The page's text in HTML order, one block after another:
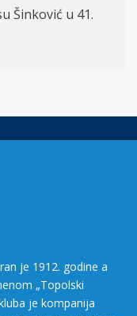
Šinković u 41.
je 1912. godine a
„Topolski
je kompanija